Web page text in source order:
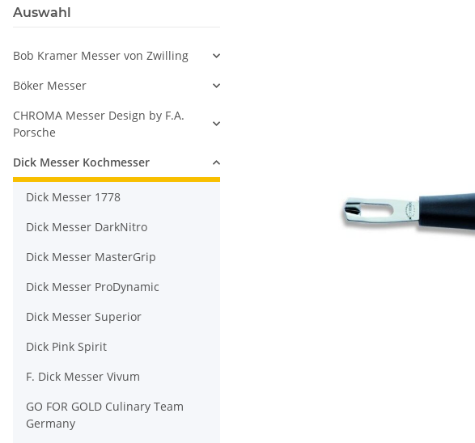
Auswahl
Bob Kramer Messer von Zwilling
Böker Messer
CHROMA Messer Design by F.A.
Porsche
Dick Messer Kochmesser
Dick Messer 1778
Dick Messer DarkNitro
Dick Messer MasterGrip
Dick Messer ProDynamic
Dick Messer Superior
Dick Pink Spirit
F. Dick Messer Vivum
GO FOR GOLD Culinary Team
Germany